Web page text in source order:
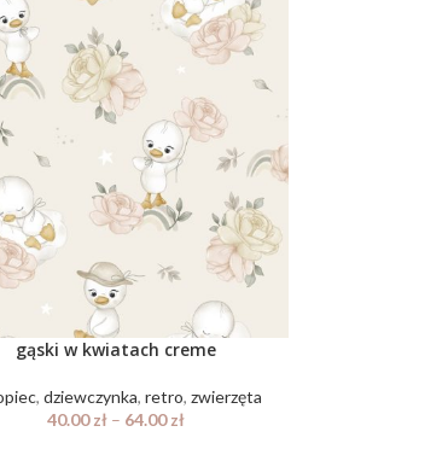
gąski w kwiatach creme
, dziewczynka, retro, zwierzęta
40.00zł – 64.00zł